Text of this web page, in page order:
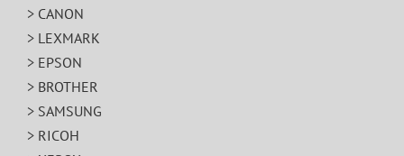
> CANON
> LEXMARK
> EPSON
> BROTHER
> SAMSUNG
> RICOH